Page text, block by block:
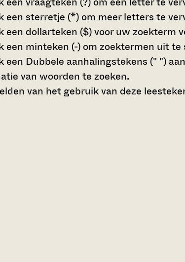
een sterretje (*) om meer letters te
een dollarteken ($)voor uw zoekterm
een minteken (-) om zoektermen uit te
een Dubbele aanhalingstekens (" ")
van woorden te zoeken.
van het gebruik van deze